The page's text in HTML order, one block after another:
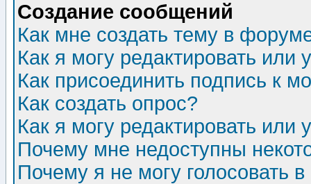
Создание сообщений
Как мне создать тему в
Как я могу редактировать или
Как присоединить подпись к
Как создать опрос?
Как я могу редактировать или
Почему мне недоступны
Почему я не могу голосовать